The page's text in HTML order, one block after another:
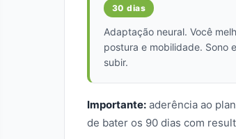
30 dias
Adaptação neural. Você
postura e mobilidade. Sono
subir.
Importante: aderência ao
de bater os 90 dias com